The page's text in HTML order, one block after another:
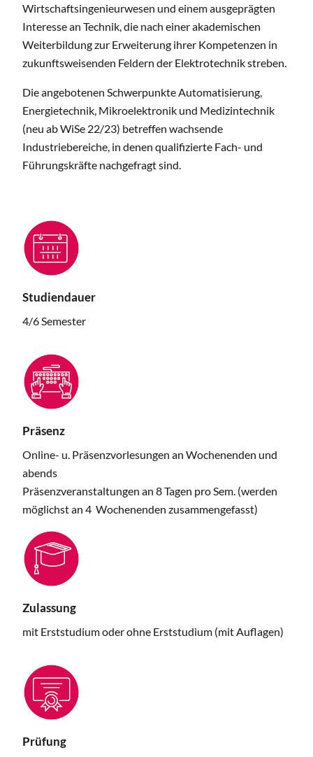
Wirtschaftsingenieurwesen und einem ausgeprägten
Interesse an Technik, die nach einer akademischen
Weiterbildung zur Erweiterung ihrer Kompetenzen in
zukunftsweisenden Feldern der Elektrotechnik streben.
Die angebotenen Schwerpunkte Automatisierung,
Energietechnik, Mikroelektronik und Medizintechnik
(neu ab WiSe 22/23) betreffen wachsende
Industriebereiche, in denen qualifizierte Fach- und
Führungskräfte nachgefragt sind.
Studiendauer
4/6 Semester
Präsenz
Online- u. Präsenzvorlesungen an Wochenenden und
abends
Präsenzveranstaltungen an 8 Tagen pro Sem. (werden
möglichst an 4 Wochenenden zusammengefasst)
Zulassung
mit Erststudium oder ohne Erststudium (mit Auflagen)
Prüfung